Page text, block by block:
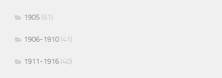
1905 (61)
1906-1910 (41)
1911-1916 (40)